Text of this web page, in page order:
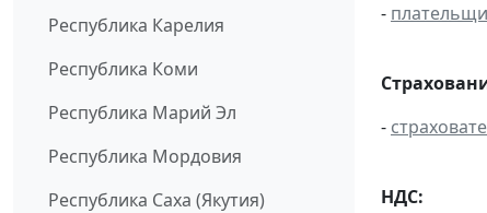
Республика Карелия
Республика Коми
Республика Марий Эл
Республика Мордовия
Республика Саха (Якутия)
-
-
НДС: